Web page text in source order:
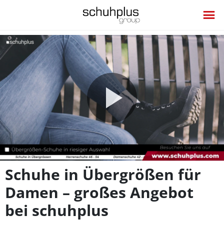
Video
Schuhe in Übergrößen für
Damen – großes Angebot
bei schuhplus